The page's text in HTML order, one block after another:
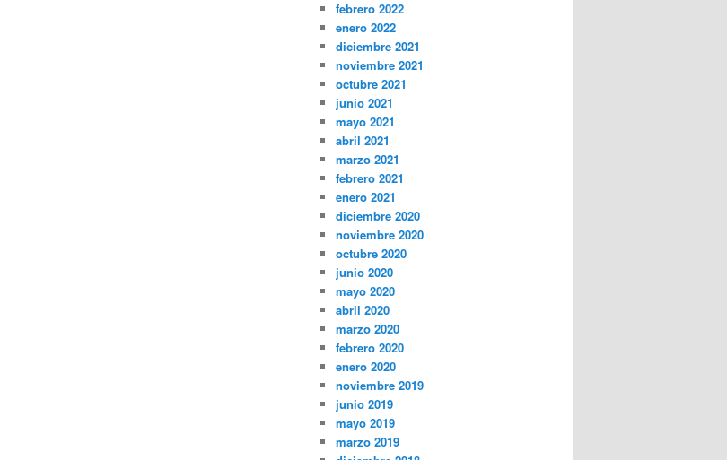
febrero 2022
enero 2022
diciembre 2021
noviembre 2021
octubre 2021
junio 2021
mayo 2021
abril 2021
marzo 2021
febrero 2021
enero 2021
diciembre 2020
noviembre 2020
octubre 2020
junio 2020
mayo 2020
abril 2020
marzo 2020
febrero 2020
enero 2020
noviembre 2019
junio 2019
mayo 2019
marzo 2019